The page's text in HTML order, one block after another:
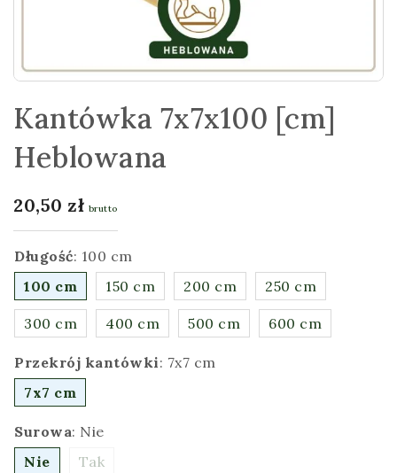
Kantówka 7x7x100 [cm]
Heblowana
20,50 zł brutto
Długość: 100 cm
100 cm
150 cm 200 cm 250 cm
300 cm 400 cm 500 cm 600 cm
Przekrój kantówki: 7x7 cm
7x7 cm
Surowa: Nie
Nie
Tak